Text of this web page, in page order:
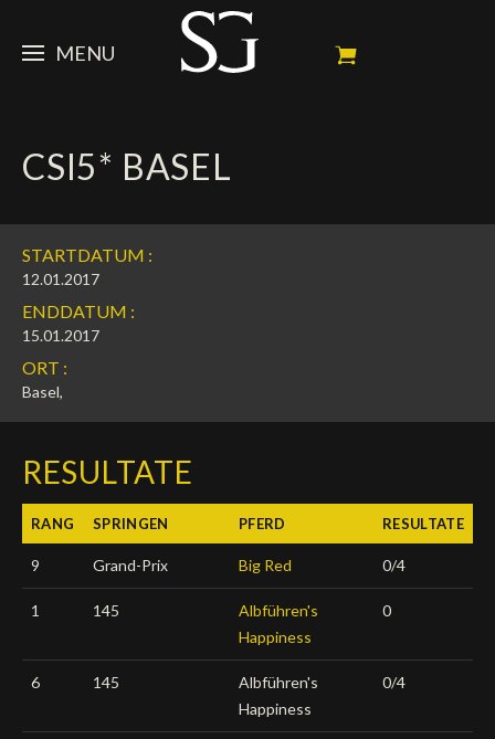
MENU
Porträt
Erfolge
Ambassador
NEWS
News
Dossiers
Kalender
Nächste Turniere
Fotogalerie
Videos
Presse
PFERDE
Meine Turnierpferde
In memorium
Zuchthengst
SPONSOREN
Mäzene
Sponsoren
Partner
FAN ZONE
Autogramm
Social Newsroom
SHOP
Français
English
Deutsch
CSI5* BASEL
STARTDATUM :
12.01.2017
ENDDATUM :
15.01.2017
ORT :
Basel,
RESULTATE
RANG SPRINGEN PFERD RESULTATE
9 Grand-Prix Big Red 0/4
1 145
Albführen's
Happiness
0
6 145
Albführen's
Happiness
0/4